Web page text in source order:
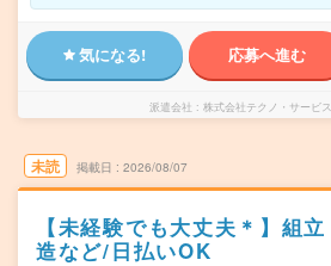
気になる! 応募へ進む
派遣会社 株式会社テクノ・サービ
未読 掲載日 2026/08/07
【未経験でも大丈夫＊】組
造など/日払いOK